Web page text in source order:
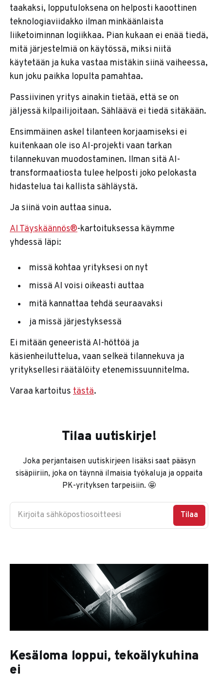
taakaksi, lopputuloksena on helposti kaoottinen
teknologiaviidakko ilman minkäänlaista
liiketoiminnan logiikkaa. Pian kukaan ei enää tiedä,
mitä järjestelmiä on käytössä, miksi niitä
käytetään ja kuka vastaa mistäkin siinä vaiheessa,
kun joku paikka lopulta pamahtaa.
Passiivinen yritys ainakin tietää, että se on
jäljessä kilpailijoitaan. Sähläävä ei tiedä sitäkään.
Ensimmäinen askel tilanteen korjaamiseksi ei
kuitenkaan ole iso AI-projekti vaan tarkan
tilannekuvan muodostaminen. Ilman sitä AI-
transformaatiosta tulee helposti joko pelokasta
hidastelua tai kallista sähläystä.
Ja siinä voin auttaa sinua.
AI Täyskäännös®-kartoituksessa käymme
yhdessä läpi:
missä kohtaa yrityksesi on nyt
missä AI voisi oikeasti auttaa
mitä kannattaa tehdä seuraavaksi
ja missä järjestyksessä
Ei mitään geneeristä AI-höttöä ja
käsienheiluttelua, vaan selkeä tilannekuva ja
yrityksellesi räätälöity etenemissuunnitelma.
Varaa kartoitus tästä.
Tilaa uutiskirje!
Joka perjantaisen uutiskirjeen lisäksi saat pääsyn
sisäpiiriin, joka on täynnä ilmaisia työkaluja ja oppaita
PK-yrityksen tarpeisiin. 🤩
Kirjoita sähköpostiosoitteesi Tilaa
Kesäloma loppui, tekoälykuhina
ei